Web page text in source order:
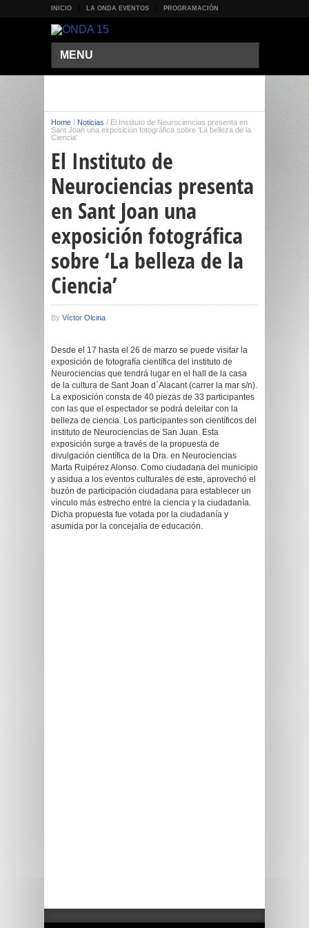
INICIO LA ONDA EVENTOS PROGRAMACIÓN
MENU
Home / Noticias / El Instituto de Neurociencias presenta en
Sant Joan una exposición fotográfica sobre ‘La belleza de la
Ciencia’
El Instituto de
Neurociencias presenta
en Sant Joan una
exposición fotográfica
sobre ‘La belleza de la
Ciencia’
By Víctor Olcina
Desde el 17 hasta el 26 de marzo se puede visitar la
exposición de fotografía científica del instituto de
Neurociencias que tendrá lugar en el hall de la casa
de la cultura de Sant Joan d`Alacant (carrer la mar s/n).
La exposición consta de 40 piezas de 33 participantes
con las que el espectador se podrá deleitar con la
belleza de ciencia. Los participantes son científicos del
instituto de Neurociencias de San Juan. Esta
exposición surge a través de la propuesta de
divulgación científica de la Dra. en Neurociencias
Marta Ruipérez Alonso. Como ciudadana del municipio
y asidua a los eventos culturales de este, aprovechó el
buzón de participación ciudadana para establecer un
vínculo más estrecho entre la ciencia y la ciudadanía.
Dicha propuesta fue votada por la ciudadanía y
asumida por la concejalía de educación.